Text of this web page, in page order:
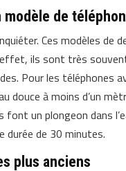
modèle de
Ces modèles de
ils sont très
Pour les téléphones
douce à moins d’un
font un plongeon dans
durée de 30 minutes.
plus anciens